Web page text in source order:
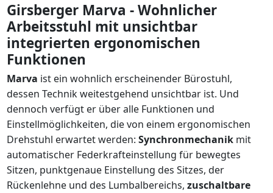
Girsberger Marva - Wohnlicher
Arbeitsstuhl mit unsichtbar
integrierten ergonomischen
Funktionen
Marva ist ein wohnlich erscheinender Bürostuhl,
dessen Technik weitestgehend unsichtbar ist. Und
dennoch verfügt er über alle Funktionen und
Einstellmöglichkeiten, die von einem ergonomischen
Drehstuhl erwartet werden:Synchronmechanik mit
automatischer Federkrafteinstellung für bewegtes
Sitzen, punktgenaue Einstellung des Sitzes, der
Rückenlehne und des Lumbalbereichs,zuschaltbare